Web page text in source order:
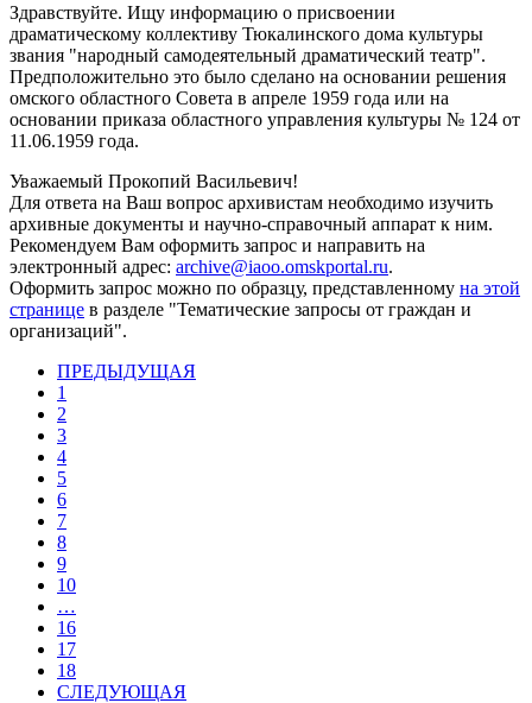
Здравствуйте. Ищу информацию о присвоении
драматическому коллективу Тюкалинского дома культуры
звания "народный самодеятельный драматический театр".
Предположительно это было сделано на основании решения
омского областного Совета в апреле 1959 года или на
основании приказа областного управления культуры № 124 от
11.06.1959 года.
Уважаемый Прокопий Васильевич!
Для ответа на Ваш вопрос архивистам необходимо изучить
архивные документы и научно-справочный аппарат к ним.
Рекомендуем Вам оформить запрос и направить на
электронный адрес: archive@iaoo.omskportal.ru.
Оформить запрос можно по образцу, представленному на этой
странице в разделе "Тематические запросы от граждан и
организаций".
ПРЕДЫДУЩАЯ
1
2
3
4
5
6
7
8
9
10
…
16
17
18
СЛЕДУЮЩАЯ